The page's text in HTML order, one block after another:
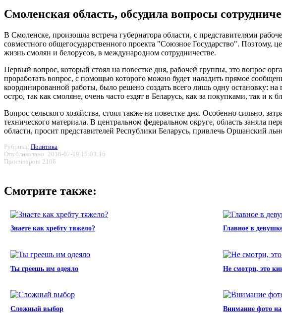
Смоленская область, обсудила вопросы
В Смоленске, произошла встреча губернатора области, с представителями
совместного общегосударственного проекта "Союзное Государство". Поэтому,
жизнь смолян и белорусов, в международном сотрудничестве.
Первый вопрос, который стоял на повестке дня, рабочей группы, это вопрос
проработать вопрос, с помощью которого можно будет наладить прямое
координированной работы, было решено создать всего лишь одну остановку:
остро, так как смоляне, очень часто ездят в Беларусь, как за покупками, так и
Вопрос сельского хозяйства, стоял также на повестке дня. Особенно сильно,
технического материала. В центральном федеральном округе, область заняла
области, просит представителей Республики Беларусь, привлечь Оршанский
Рубрика: Политика
Опубликовано: 2018-07-19 15:03:16
Просмотров: 2106
Смотрите также:
Знаете как хребту тяжело? Главное в
Ты греешь им одеяло Не смотри, это
Сложный выбор Внимание фото